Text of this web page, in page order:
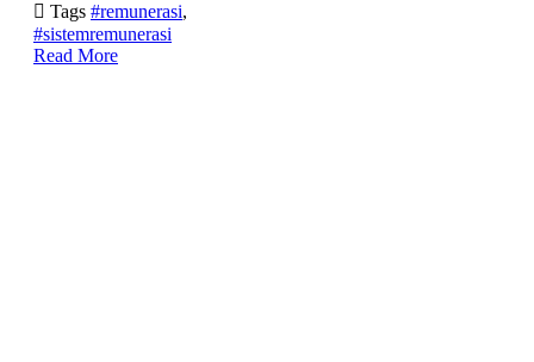
 Tags #remunerasi,
#sistemremunerasi
Read More